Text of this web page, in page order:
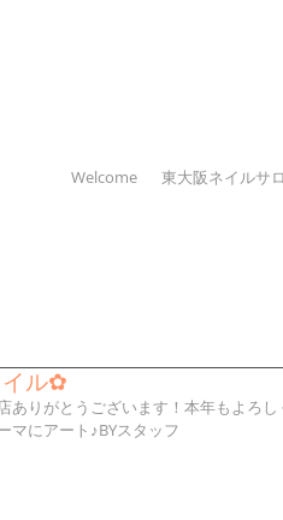
Welcome 東大阪ネイルサ
ル✿
ありがとうございます！本年もよろ
マにアート♪BYスタッフ